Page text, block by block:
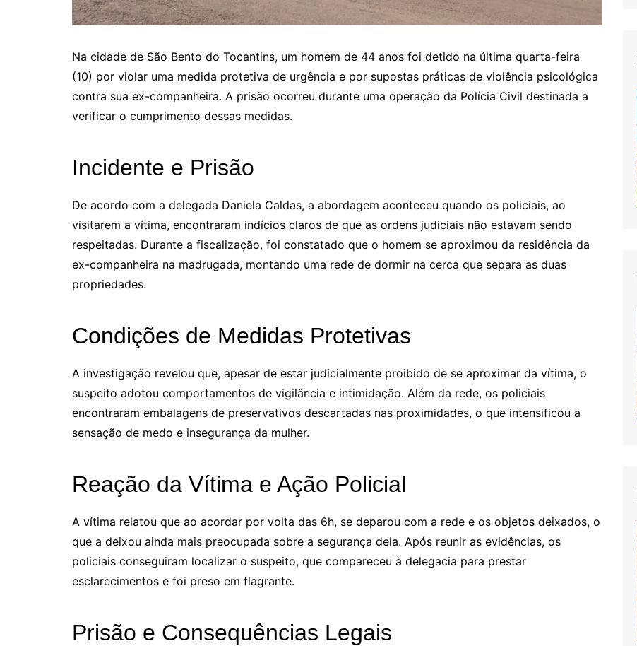
Na cidade de São Bento do Tocantins, um homem de 44 anos foi detido na última quarta-feira
(10) por violar uma medida protetiva de urgência e por supostas práticas de violência psicológica
contra sua ex-companheira. A prisão ocorreu durante uma operação da Polícia Civil destinada a
verificar o cumprimento dessas medidas.
Incidente e Prisão
De acordo com a delegada Daniela Caldas, a abordagem aconteceu quando os policiais, ao
visitarem a vítima, encontraram indícios claros de que as ordens judiciais não estavam sendo
respeitadas. Durante a fiscalização, foi constatado que o homem se aproximou da residência da
ex-companheira na madrugada, montando uma rede de dormir na cerca que separa as duas
propriedades.
Condições de Medidas Protetivas
A investigação revelou que, apesar de estar judicialmente proibido de se aproximar da vítima, o
suspeito adotou comportamentos de vigilância e intimidação. Além da rede, os policiais
encontraram embalagens de preservativos descartadas nas proximidades, o que intensificou a
sensação de medo e insegurança da mulher.
Reação da Vítima e Ação Policial
A vítima relatou que ao acordar por volta das 6h, se deparou com a rede e os objetos deixados, o
que a deixou ainda mais preocupada sobre a segurança dela. Após reunir as evidências, os
policiais conseguiram localizar o suspeito, que compareceu à delegacia para prestar
esclarecimentos e foi preso em flagrante.
Prisão e Consequências Legais